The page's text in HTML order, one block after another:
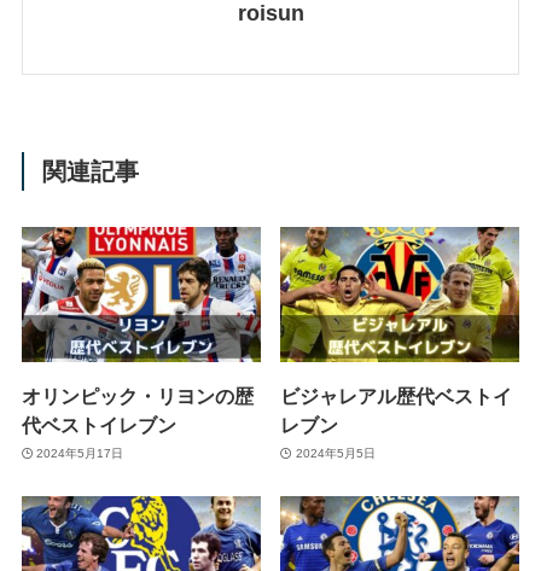
roisun
関連記事
オリンピック・リヨンの歴
代ベストイレブン
2024年5月17日
ビジャレアル歴代ベストイ
レブン
2024年5月5日